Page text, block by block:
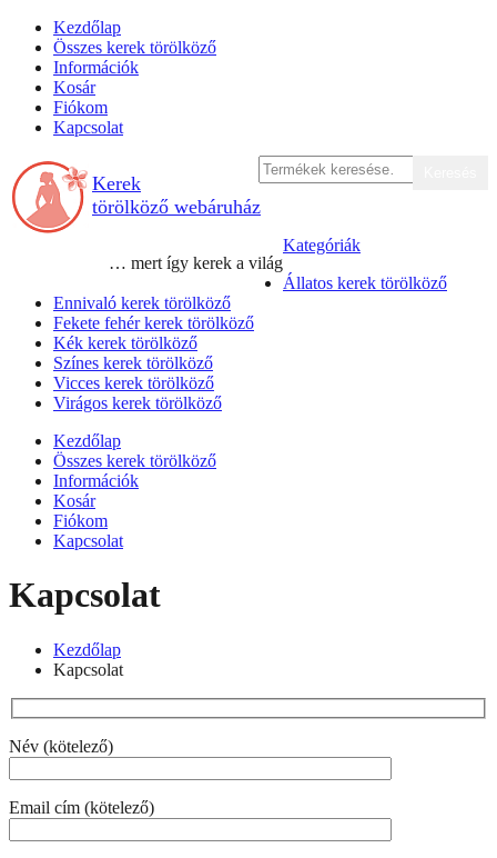
Skip
content
Kezdőlap
Összes kerek törölköző
Információk
Kosár
Fiókom
Kapcsolat
következőre:
Kerek
törölköző webáruház
… mert így kerek a világ
Kategóriák
Állatos kerek törölköző
Ennivaló kerek törölköző
Fekete fehér kerek törölköző
Kék kerek törölköző
Színes kerek törölköző
Vicces kerek törölköző
Virágos kerek törölköző
Kezdőlap
Összes kerek törölköző
Információk
Kosár
Fiókom
Kapcsolat
Kapcsolat
Kezdőlap
Kapcsolat
Név (kötelező)
Email cím (kötelező)